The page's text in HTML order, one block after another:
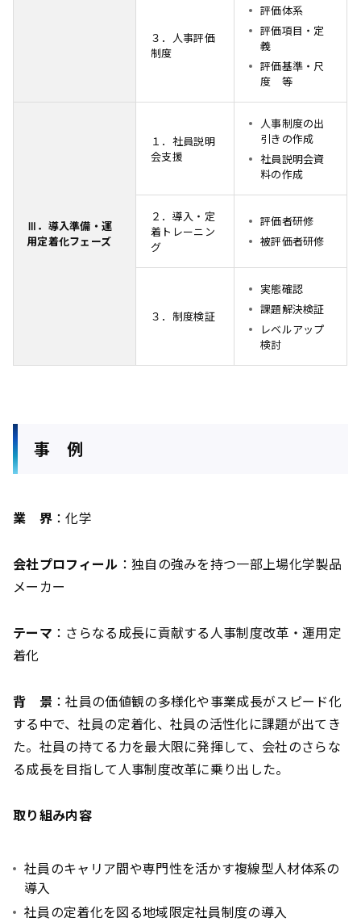
３．人事評価
制度
評価体系
評価項目・定
義
評価基準・尺
度 等
Ⅲ．導入準備・運
用定着化フェーズ
１．社員説明
会支援
人事制度の出
引きの作成
社員説明会資
料の作成
２．導入・定
着トレーニン
グ
評価者研修
被評価者研修
３．制度検証
実態確認
課題解決検証
レベルアップ
検討
事 例
業 界：化学
会社プロフィール ：独自の強みを持つ一部上場化学製品
メーカー
テーマ ：さらなる成長に貢献する人事制度改革・運用定
着化
背 景 ：社員の価値観の多様化や事業成長がスピード化
する中で、社員の定着化、社員の活性化に課題が出てき
た。社員の持てる力を最大限に発揮して、会社のさらな
る成長を目指して人事制度改革に乗り出した。
取り組み内容
社員のキャリア間や専門性を活かす複線型人材体系の
導入
社員の定着化を図る地域限定社員制度の導入